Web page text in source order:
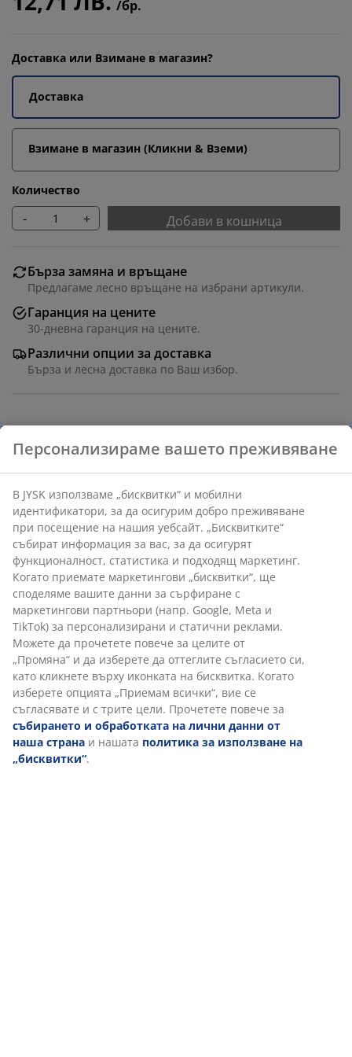
/бр.
Доставка или Взимане в магазин?
Доставка
Взимане в магазин (Кликни & Вземи)
Количество
- + Добави в кошница
Бърза замяна и връщане
Предлагаме лесно връщане на избрани артикули.
Гаранция на цените
30-дневна гаранция на цените.
Различни опции за доставка
Бърза и лесна доставка по Ваш избор.
семпъл, овален дизайн. Универсално решение за
съхранение, идеално за организиране на по-малки
предмети на рафтове, в шкафове или на бюро. Ш24
x Д30 x В16 см
Артикул: 4912877
Характеристики
Отзиви
0
Доставка
Персонализираме вашето преживяване
В JYSK използваме „бисквитки“ и мобилни
идентификатори, за да осигурим добро преживяване
при посещение на нашия уебсайт. „Бисквитките“
събират информация за вас, за да осигурят
функционалност, статистика и подходящ маркетинг.
Когато приемате маркетингови „бисквитки“, ще
споделяме вашите данни за сърфиране с
маркетингови партньори (напр. Google, Meta и
TikTok) за персонализирани и статични реклами.
Можете да прочетете повече за целите от
„Промяна“ и да изберете да оттеглите съгласието си,
като кликнете върху иконката на бисквитка. Когато
изберете опцията „Приемам всички“, вие се
съгласявате и с трите цели. Прочетете повече за
събирането и обработката на лични данни от
наша страна и нашата политика за използване на
„бисквитки“.